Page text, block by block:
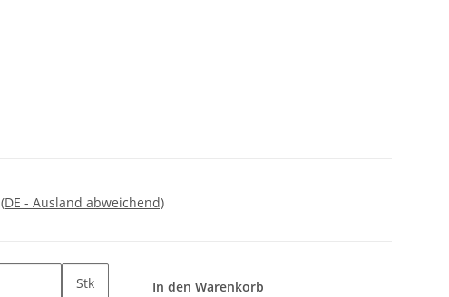
(DE - Ausland abweichend)
Stk In den Warenkorb